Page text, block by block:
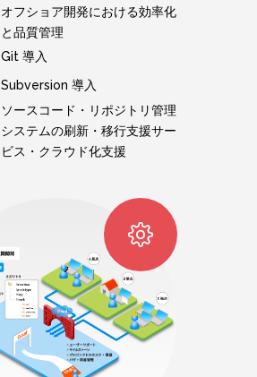
オフショア開発における効率化
と品質管理
Git 導入
Subversion 導入
ソースコード・リポジトリ管理
システムの刷新・移行支援サー
ビス・クラウド化支援